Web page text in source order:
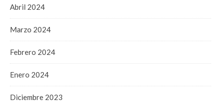
Abril 2024
Marzo 2024
Febrero 2024
Enero 2024
Diciembre 2023